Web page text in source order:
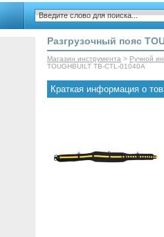
Разгрузочный пояс
Магазин инструмента > Ручной
TOUGHBUILT TB-CTL-01040A
Краткая информация о